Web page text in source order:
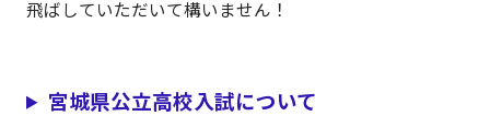
飛ばしていただいて構いません！
宮城県公立高校入試について